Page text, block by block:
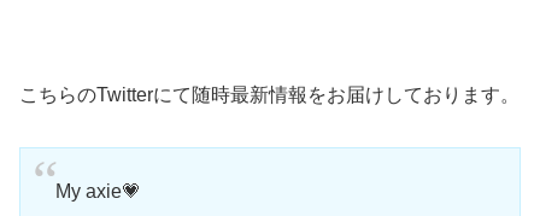
こちらのTwitterにて随時最新情報をお届けしております。
My axie💗